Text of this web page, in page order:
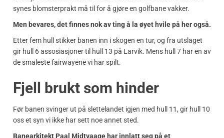
synes blomsterprakt må til for å gjøre en golfbane vakker.
Men bevares, det finnes nok av ting å la øyet hvile på her også.
Etter fem hull stikker banen inn i skogen en tur, og fra utslaget
gir hull 6 assosiasjoner til hull 13 på Larvik. Mens hull 7 har en av
de smaleste fairwayene vi har spilt.
Fjell brukt som hinder
Før banen svinger ut på slettelandet igjen med hull 11, gir hull 10
oss et syn vi ikke har sett noe annet sted.
Banearkitekt Paal Midtvaage har innlatt seg på et